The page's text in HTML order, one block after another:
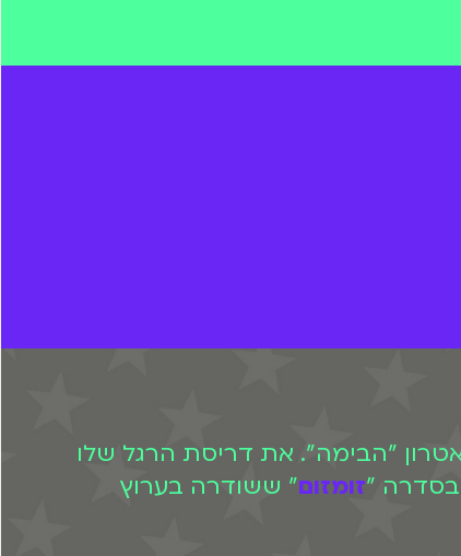
"אוליבר טוויסט" בתיאטרון "הבימה". את דריסת הרגל שלו
זומזום" ששודרה בערוץ